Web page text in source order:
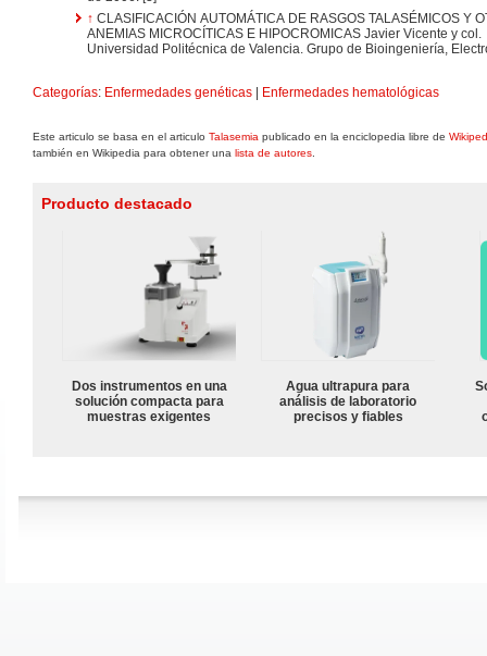
↑ CLASIFICACIÓN AUTOMÁTICA DE RASGOS TALASÉMICOS Y
ANEMIAS MICROCÍTICAS E HIPOCROMICAS Javier Vicente y col.
Universidad Politécnica de Valencia. Grupo de Bioingeniería,
Categorías: Enfermedades genéticas Enfermedades hematológicas
Este articulo se basa en el articulo Talasemia publicado en la enciclopedia libre de
también en Wikipedia para obtener una lista de autores
Producto destacado
Dos instrumentos en una
solución compacta para
muestras exigentes
Agua ultrapura para
análisis de laboratorio
precisos y fiables